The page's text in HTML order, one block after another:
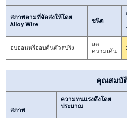
สภาพตามที่จัดส่งให้โดย
Alloy Wire
ชนิด
อบอ่อนหรืออบคืนตัวสปริง
ลด
ความเค้น
คุณสมบั
สภาพ
ความทนแรงดึงโดย
ประมาณ